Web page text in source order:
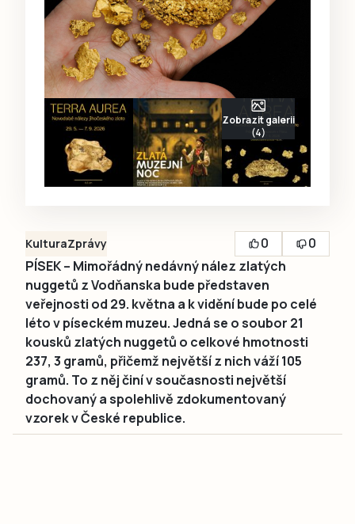
Zobrazit galerii
(4)
KulturaZprávy 0
0
PÍSEK – Mimořádný nedávný nález zlatých
nuggetů z Vodňanska bude představen
veřejnosti od 29. května a k vidění bude po celé
léto v píseckém muzeu. Jedná se o soubor 21
kousků zlatých nuggetů o celkové hmotnosti
237, 3 gramů, přičemž největší z nich váží 105
gramů. To z něj činí v současnosti největší
dochovaný a spolehlivě zdokumentovaný
vzorek v České republice.